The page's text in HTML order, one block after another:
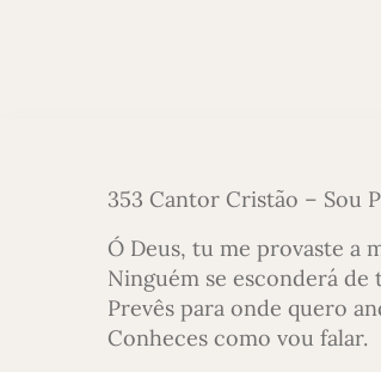
353 Cantor Cristão – Sou
Ó Deus, tu me provaste a
Ninguém se esconderá de
Prevês para onde quero
Conheces como vou falar.